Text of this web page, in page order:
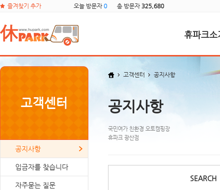
즐겨찾기 추가 오늘 방문자 0 총 방문자 325,680
휴파크소
고객센터
공지사항
입금자를 찾습니다
자주묻는 질문
고객센터 공지사항
공지사항
국민여가 친환경 오토캠핑장
휴파크 광산점
SEARCH